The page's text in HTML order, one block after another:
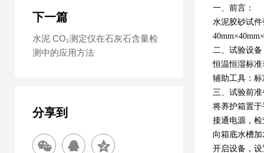
一、 前言 ：
水泥胶砂试
二、试验设备
恒温恒湿标
辅助工具：
三、 试验前准
将养护箱置
接通电源，
向箱底水槽
开启设备，
下一篇
水泥 CO₂测定仪在石灰石含量检
测中的应用方法
分享到